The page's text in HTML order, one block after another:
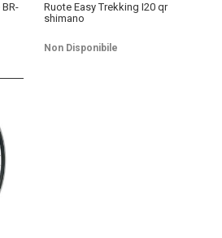
Ruote Easy Trekking I20 qr
shimano
Non Disponibile